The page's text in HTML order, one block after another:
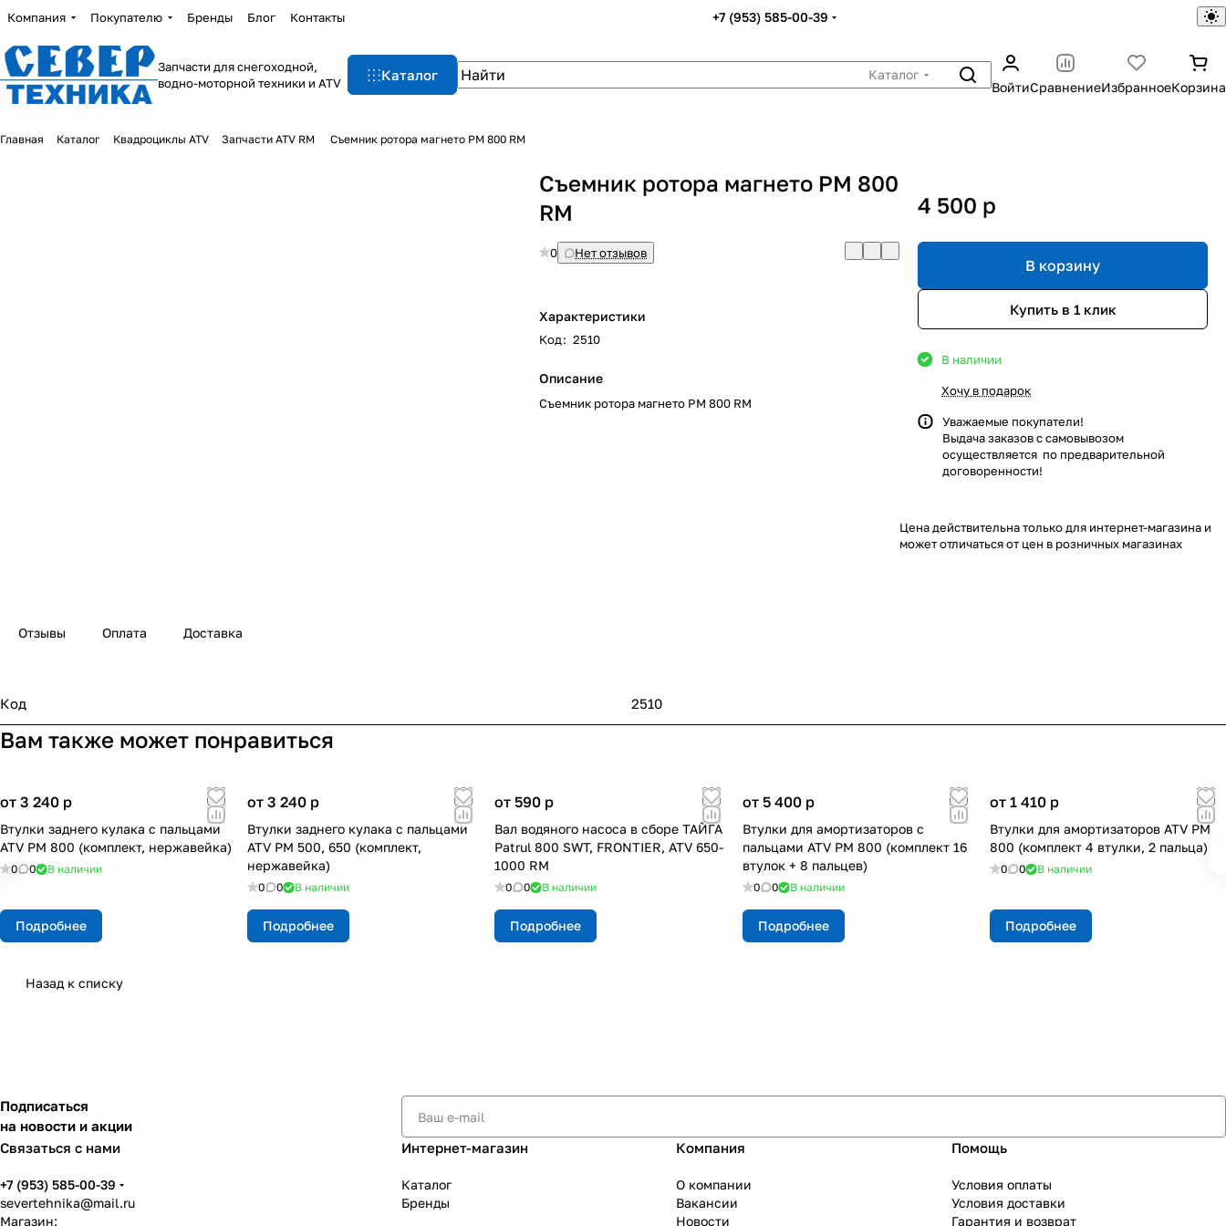
Компания Покупателю Бренды Блог Контакты +7 (953) 585-00-39
Запчасти для снегоходной,
водно-моторной техники и ATV
Каталог
Каталог
ВойтиСравнениеИзбранноеКорзина
Главная Каталог Квадроциклы ATV Запчасти ATV RM Съемник ротора магнето РM 800 RM
Съемник ротора магнето РM 800
RM
0 Нет отзывов
Характеристики
Код: 2510
Описание
Съемник ротора магнето РM 800 RM
4 500 p
В корзину
Купить в 1 клик
В наличии
Хочу в подарок
Уважаемые покупатели!
Выдача заказов с самовывозом
осуществляется по предварительной
договоренности!
Цена действительна только для интернет-магазина и
может отличаться от цен в розничных магазинах
Отзывы Оплата Доставка
Код 2510
Вам также может понравиться
от 3 240 p
Втулки заднего кулака с пальцами
ATV РМ 800 (комплект, нержавейка)
0 0 В наличии
Подробнее
от 3 240 p
Втулки заднего кулака с пальцами
ATV РМ 500, 650 (комплект,
нержавейка)
0 0 В наличии
Подробнее
от 590 p
Вал водяного насоса в сборе ТАЙГА
Patrul 800 SWT, FRONTIER, ATV 650-
1000 RM
0 0 В наличии
Подробнее
от 5 400 p
Втулки для амортизаторов с
пальцами ATV РМ 800 (комплект 16
втулок + 8 пальцев)
0 0 В наличии
Подробнее
от 1 410 p
Втулки для амортизаторов ATV РМ
800 (комплект 4 втулки, 2 пальца)
0 0 В наличии
Подробнее
Назад к списку
Подписаться
на новости и акции
Связаться с нами
+7 (953) 585-00-39
severtehnika@mail.ru
Магазин:
Интернет-магазин
Каталог
Бренды
Компания
О компании
Вакансии
Новости
Помощь
Условия оплаты
Условия доставки
Гарантия и возврат